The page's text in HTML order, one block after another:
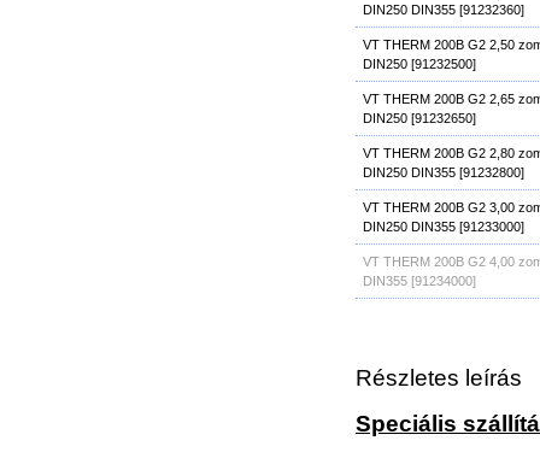
DIN250 DIN355 [91232360]
VT THERM 200B G2 2,50
DIN250 [91232500]
VT THERM 200B G2 2,65
DIN250 [91232650]
VT THERM 200B G2 2,80
DIN250 DIN355 [91232800]
VT THERM 200B G2 3,00
DIN250 DIN355 [91233000]
VT THERM 200B G2 4,00
DIN355 [91234000]
Részletes leírás
Speciális